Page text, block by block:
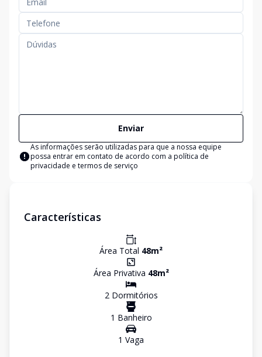
Enviar
As informações serão utilizadas para que a nossa equipe
possa entrar em contato de acordo com a política de
privacidade e termos de serviço
Características
Área Total 48m²
Área Privativa 48m²
2Dormitórios
1 Banheiro
1 Vaga